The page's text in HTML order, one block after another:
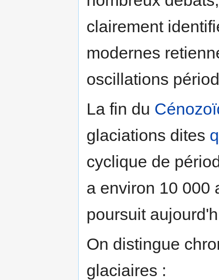
clairement
modernes
oscillations
La fin du
glaciations dites
cyclique de
a environ 10 000
poursuit
On distingue
glaciaires :